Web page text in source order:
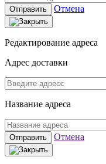
Отправить Отмена
Редактирование адреса
Адрес доставки
Название адреса
Отправить Отмена